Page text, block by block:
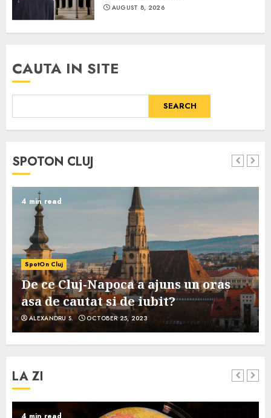
AUGUST 8, 2026
CAUTA IN SITE
SEARCH
SPOTON CLUJ
4 min read
SpotOn Cluj
De ce Cluj-Napoca a ajuns un oras
asa de cautat si de iubit?
ALEXANDRU S. OCTOBER 25, 2023
LA ZI